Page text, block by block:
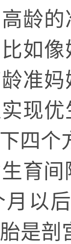
龄
如
准
现
四个
育
月以
是剖